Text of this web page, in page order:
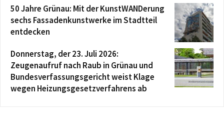
50 Jahre Grünau: Mit der KunstWANDerung
sechs Fassadenkunstwerke im Stadtteil
entdecken
Donnerstag, der 23. Juli 2026:
Zeugenaufruf nach Raub in Grünau und
Bundesverfassungsgericht weist Klage
wegen Heizungsgesetzverfahrens ab